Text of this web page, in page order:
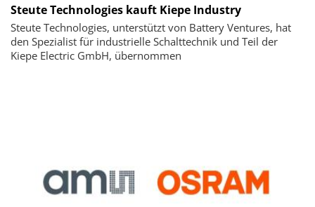
Steute Technologies kauft Kiepe Industry
Steute Technologies, unterstützt von Battery Ventures, hat
den Spezialist für industrielle Schalttechnik und Teil der
Kiepe Electric GmbH, übernommen